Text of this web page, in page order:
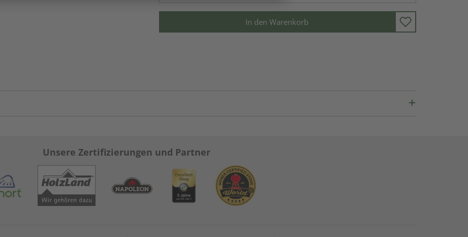
In den Warenkorb
Unsere Zertifizierungen und Partner